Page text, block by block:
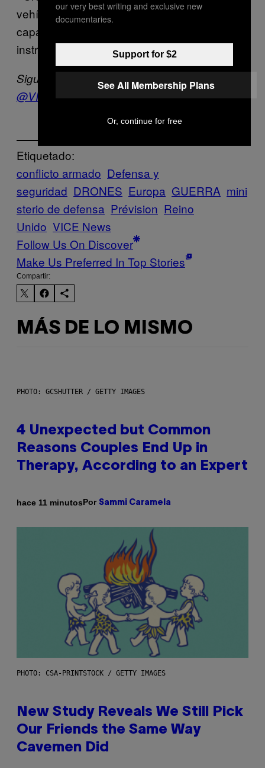
vehículo aéreo de un tamaño único sea
capaz de resolver la cuestión», leen las
instrucciones.
Sigue a VICE News en español en Twitter:
@VICENewsES
Etiquetado:
conflicto armado Defensa y
seguridad DRONES Europa GUERRA mini
sterio de defensa Prévision Reino
Unido VICE News
Follow Us On Discover
Make Us Preferred In Top Stories
Compartir:
MÁS DE LO MISMO
PHOTO: GCSHUTTER / GETTY IMAGES
4 Unexpected but Common
Reasons Couples End Up in
Therapy, According to an Expert
hace 11 minutosPor Sammi Caramela
PHOTO: CSA-PRINTSTOCK / GETTY IMAGES
New Study Reveals We Still Pick
Our Friends the Same Way
Cavemen Did
our very best writing and exclusive new
documentaries.
Support for $2
See All Membership Plans
Or, continue for free